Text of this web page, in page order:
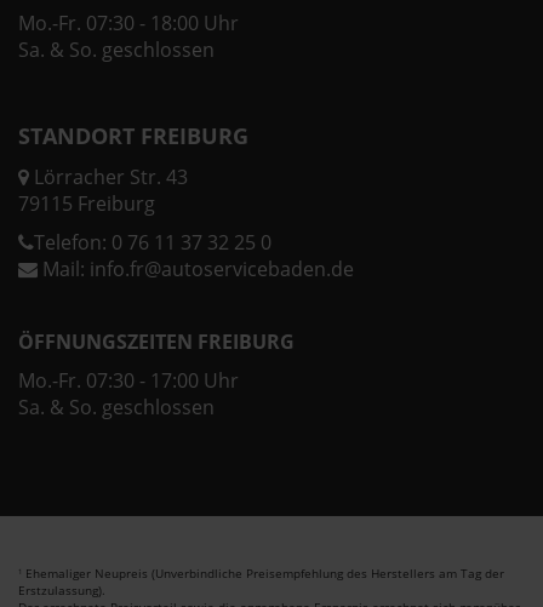
Mo.-Fr. 07:30 - 18:00 Uhr
Sa. & So. geschlossen
STANDORT FREIBURG
Lörracher Str. 43
79115 Freiburg
Telefon: 0 76 11 37 32 25 0
Mail: info.fr@autoservicebaden.de
ÖFFNUNGSZEITEN FREIBURG
Mo.-Fr. 07:30 - 17:00 Uhr
Sa. & So. geschlossen
1 Ehemaliger Neupreis (Unverbindliche Preisempfehlung des Herstellers am Tag der
Erstzulassung).